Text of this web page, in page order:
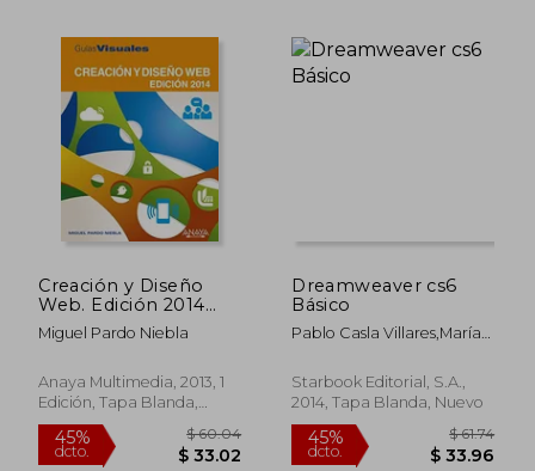
45%
dcto. $ 21.45
Creación y Diseño
Web. Edición 2014
(Guías Visuales)
Miguel Pardo Niebla
Anaya Multimedia, 2013, 1
Edición, Tapa Blanda,
Nuevo
Dreamweaver cs6
Básico
Pablo Casla Villares,María
Pérez,Patricia Corella
Fernández
Starbook Editorial, S.A.,
2014, Tapa Blanda, Nuevo